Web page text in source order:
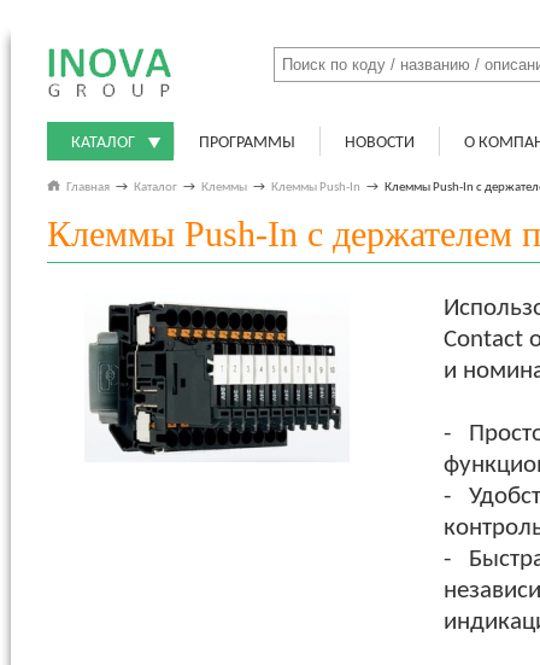
КАТАЛОГ ПРОГРАММЫ НОВОСТИ О
Главная → Каталог → Клеммы → Клеммы Push-In → Клеммы Push-In с
Клеммы Push-In с держателем
Contact
и
-
-
-